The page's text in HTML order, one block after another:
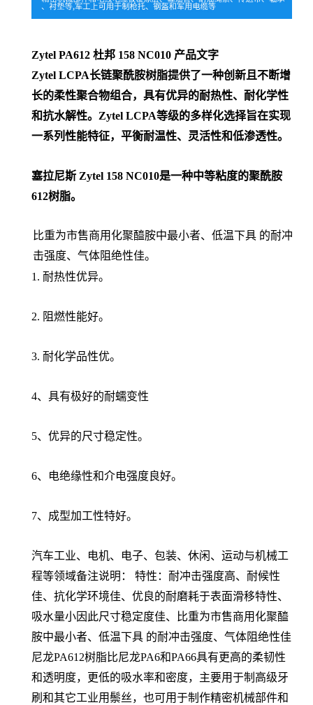
Zytel PA612 杜邦 158 NC010 产品文字
Zytel LCPA长链聚酰胺树脂提供了一种创新且不断增
长的柔性聚合物组合，具有优异的耐热性、耐化学性
和抗水解性。Zytel LCPA等级的多样化选择旨在实现
一系列性能特征，平衡耐温性、灵活性和低渗透性。
塞拉尼斯 Zytel 158 NC010是一种中等粘度的聚酰胺
612树脂。
比重为市售商用化聚醯胺中最小者、低温下具 的耐冲
击强度、气体阻绝性佳。
1. 耐热性优异。
2. 阻燃性能好。
3. 耐化学品性优。
4、具有极好的耐蠕变性
5、优异的尺寸稳定性。
6、电绝缘性和介电强度良好。
7、成型加工性特好。
汽车工业、电机、电子、包装、休闲、运动与机械工
程等领域备注说明： 特性：耐冲击强度高、耐候性
佳、抗化学环境佳、优良的耐磨耗于表面滑移特性、
吸水量小因此尺寸稳定度佳、比重为市售商用化聚醯
胺中最小者、低温下具 的耐冲击强度、气体阻绝性佳
尼龙PA612树脂比尼龙PA6和PA66具有更高的柔韧性
和透明度，更低的吸水率和密度，主要用于制高级牙
刷和其它工业用鬃丝，也可用于制作精密机械部件和